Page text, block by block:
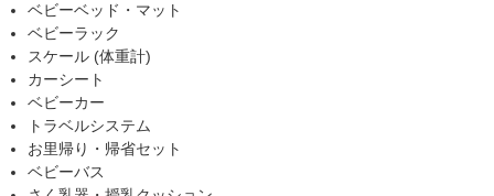
ベビーベッド・マット
ベビーラック
スケール (体重計)
カーシート
ベビーカー
トラベルシステム
お里帰り・帰省セット
ベビーバス